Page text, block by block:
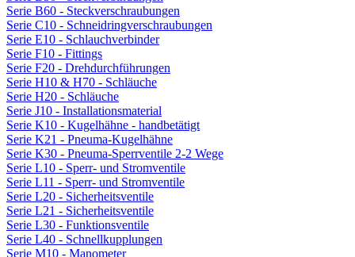
Serie B60 - Steckverschraubungen
Serie C10 - Schneidringverschraubungen
Serie E10 - Schlauchverbinder
Serie F10 - Fittings
Serie F20 - Drehdurchführungen
Serie H10 & H70 - Schläuche
Serie H20 - Schläuche
Serie J10 - Installationsmaterial
Serie K10 - Kugelhähne - handbetätigt
Serie K21 - Pneuma-Kugelhähne
Serie K30 - Pneuma-Sperrventile 2-2 Wege
Serie L10 - Sperr- und Stromventile
Serie L11 - Sperr- und Stromventile
Serie L20 - Sicherheitsventile
Serie L21 - Sicherheitsventile
Serie L30 - Funktionsventile
Serie L40 - Schnellkupplungen
Serie M10 - Manometer